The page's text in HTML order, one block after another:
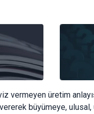
S.S.S
vermeyen üretim
büyümeye,